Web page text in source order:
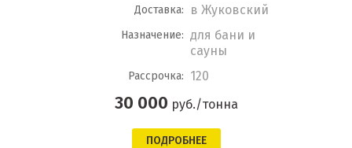
Доставка: в Жуковский
Назначение: для бани и
сауны
Рассрочка: 120
30 000 руб./тонна
ПОДРОБНЕЕ